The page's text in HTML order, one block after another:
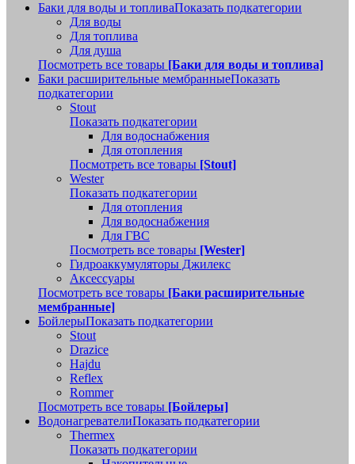
Баки для воды и топливаПоказать подкатегории
Для воды
Для топлива
Для душа
Посмотреть все товары [Баки для воды и топлива]
Баки расширительные мембранныеПоказать
подкатегории
Stout
Показать подкатегории
Для водоснабжения
Для отопления
Посмотреть все товары [Stout]
Wester
Показать подкатегории
Для отопления
Для водоснабжения
Для ГВС
Посмотреть все товары [Wester]
Гидроаккумуляторы Джилекс
Аксессуары
Посмотреть все товары [Баки расширительные
мембранные]
БойлерыПоказать подкатегории
Stout
Drazice
Hajdu
Reflex
Rommer
Посмотреть все товары [Бойлеры]
ВодонагревателиПоказать подкатегории
Thermex
Показать подкатегории